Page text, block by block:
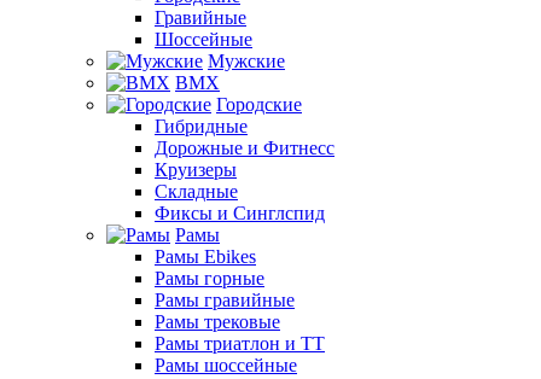
Гравийные
Шоссейные
Мужские
BMX
Городские
Гибридные
Дорожные и Фитнесс
Круизеры
Складные
Фиксы и Синглспид
Рамы
Рамы Ebikes
Рамы горные
Рамы гравийные
Рамы трековые
Рамы триатлон и ТТ
Рамы шоссейные